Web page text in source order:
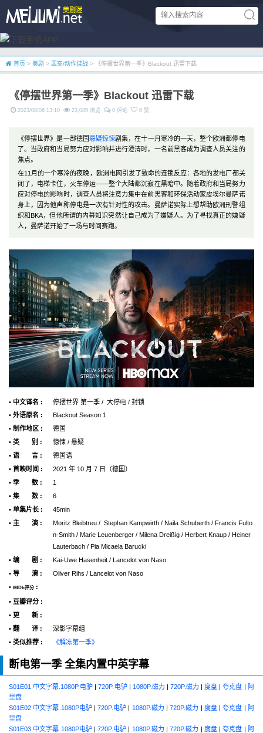
首页 > 美剧 > 罪案/动作谍战 > 《停摆世界第一季》Blackout 迅雷下载
《停摆世界第一季》Blackout 迅雷下载
2023/08/06 13:10 23,085 浏览 0 评论 6 赞
《停摆世界》是一部德国悬疑惊悚剧集，在十一月寒冷的一天，整个欧洲都停电
了。当政府和当局努力应对影响并进行澄清时，一名前黑客成为调查人员关注的
焦点。
在11月的一个寒冷的夜晚，欧洲电网引发了致命的连锁反应：各地的发电厂都关
闭了，电梯卡住，火车停运——整个大陆都沉寂在黑暗中。随着政府和当局努力
应对停电的影响时，调查人员将注意力集中在前黑客和环保活动家皮埃尔曼萨诺
身上，因为他声称停电是一次有针对性的攻击。曼萨诺实际上想帮助欧洲刑警组
织和BKA，但他所谓的内幕知识突然让自己成为了嫌疑人。为了寻找真正的嫌疑
人，曼萨诺开始了一场与时间赛跑。
• 中文译名 :
停摆世界 第一季 / 大停电 / 封锁
• 外语原名 :
Blackout Season 1
• 制作地区 :
德国
• 类 别 :
惊悚 / 悬疑
• 语 言 :
德国语
• 首映时间 :
2021 年 10 月 7 日（德国）
• 季 数 :
1
• 集 数 :
6
• 单集片长 :
45min
• 主 演 :
Moritz Bleibtreu / Stephan Kampwirth / Naila Schuberth / Francis Fulto
n-Smith / Marie Leuenberger / Milena Dreißig / Herbert Knaup / Heiner
Lauterbach / Pia Micaela Barucki
• 编 剧 :
Kai-Uwe Hasenheit / Lancelot von Naso
• 导 演 :
Oliver Rihs / Lancelot von Naso
•
IMDb评分 :
• 豆瓣评分 :
• 更 新 :
• 翻 译 :
深影字幕组
• 类似推荐 :
《解冻第一季》
断电第一季 全集内置中英字幕
S01E01.中文字幕.1080P.电驴 |720P.电驴| 1080P.磁力 | 720P.磁力 | 度盘 |夸克盘 | 阿
里盘
S01E02.中文字幕.1080P电驴|720P.电驴 | 1080P.磁力 |720P.磁力 | 度盘|夸克盘 | 阿
里盘
S01E03.中文字幕.1080P电驴|720P.电驴 | 1080P.磁力 |720P.磁力 | 度盘|夸克盘 | 阿